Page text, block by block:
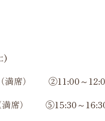
)
満席） ②11:00～
席） ⑤15:30～16:30